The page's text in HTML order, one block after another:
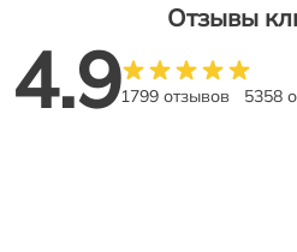
Отзывы
4.91799 отзывов 5358